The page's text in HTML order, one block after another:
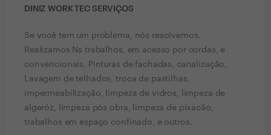
DINIZ WORK TEC SERVIÇOS
Se você tem um problema, nós resolvemos.
Realizamos Ns trabalhos, em acesso por cordas, e
convencionais, Pinturas de fachadas, canalização,
Lavagem de telhados, troca de pastilhas,
impermeabilização, limpeza de vidros, limpeza de
algeróz, limpeza pós obra, limpeza de pixacão,
trabalhos em espaço confinado, e outros.